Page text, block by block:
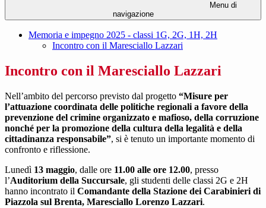
Menu di
navigazione
Memoria e impegno 2025 - classi 1G, 2G, 1H, 2H
Incontro con il Maresciallo Lazzari
Incontro con il Maresciallo Lazzari
Nell’ambito del percorso previsto dal progetto “Misure per
l’attuazione coordinata delle politiche regionali a favore della
prevenzione del crimine organizzato e mafioso, della corruzione
nonché per la promozione della cultura della legalità e della
cittadinanza responsabile”, si è tenuto un importante momento di
confronto e riflessione.
Lunedì 13 maggio, dalle ore 11.00 alle ore 12.00, presso
l’Auditorium della Succursale, gli studenti delle classi 2G e 2H
hanno incontrato il Comandante della Stazione dei Carabinieri di
Piazzola sul Brenta, Maresciallo Lorenzo Lazzari.